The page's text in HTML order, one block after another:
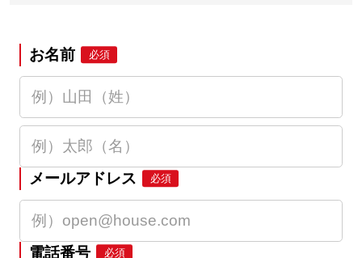
お名前 必須
メールアドレス 必須
電話番号 必須